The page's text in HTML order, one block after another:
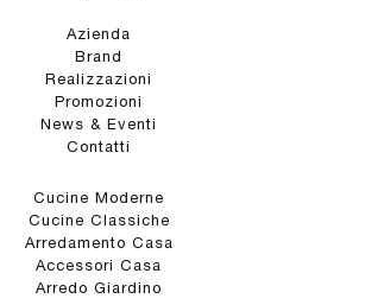
Azienda
Brand
Realizzazioni
Promozioni
News & Eventi
Contatti
Cucine Moderne
Cucine Classiche
Arredamento Casa
Accessori Casa
Arredo Giardino